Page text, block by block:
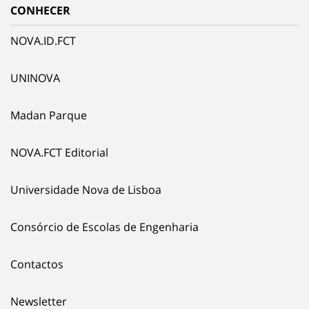
CONHECER
NOVA.ID.FCT
UNINOVA
Madan Parque
NOVA.FCT Editorial
Universidade Nova de Lisboa
Consórcio de Escolas de Engenharia
Contactos
Newsletter